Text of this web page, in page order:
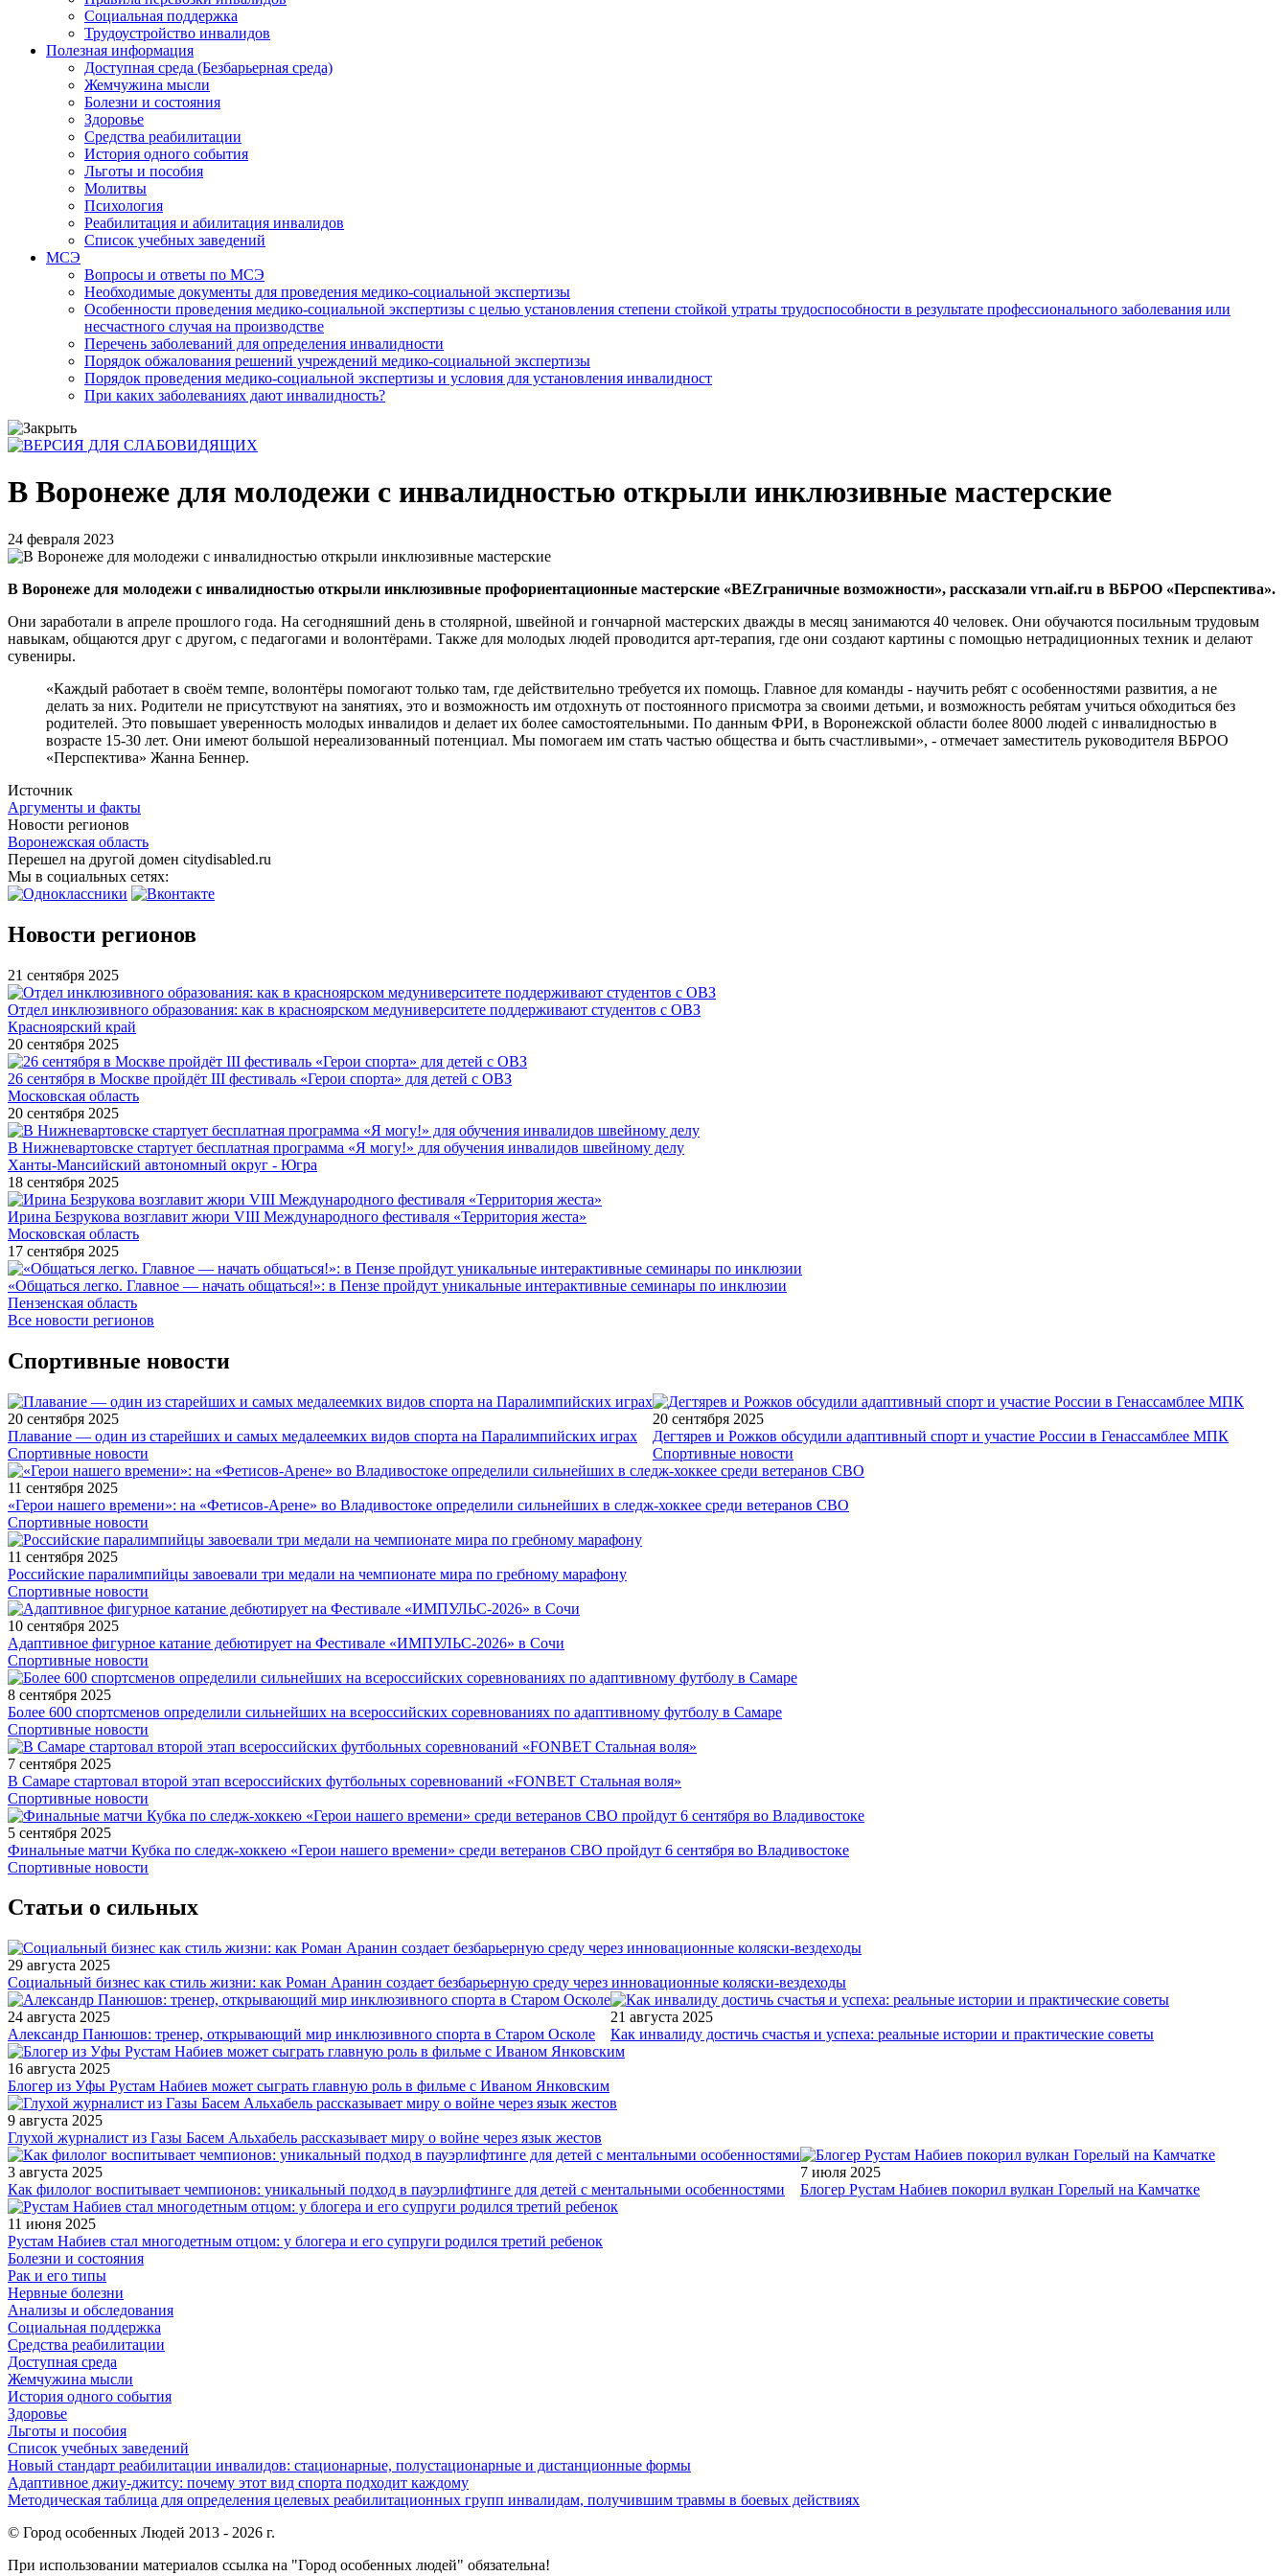
Социальная поддержка
Трудоустройство инвалидов
Полезная информация
Доступная среда (Безбарьерная среда)
Жемчужина мысли
Болезни и состояния
Здоровье
Средства реабилитации
История одного события
Льготы и пособия
Молитвы
Психология
Реабилитация и абилитация инвалидов
Список учебных заведений
МСЭ
Вопросы и ответы по МСЭ
Необходимые документы для проведения медико-социальной экспертизы
Особенности проведения медико-социальной экспертизы с целью установления степени стойкой утраты трудоспособности в результате профессионального заболевания или
несчастного случая на производстве
Перечень заболеваний для определения инвалидности
Порядок обжалования решений учреждений медико-социальной экспертизы
Порядок проведения медико-социальной экспертизы и условия для установления инвалидност
При каких заболеваниях дают инвалидность?
В Воронеже для молодежи с инвалидностью открыли инклюзивные мастерские
24 февраля 2023
В Воронеже для молодежи с инвалидностью открыли инклюзивные профориентационные мастерские «BEZграничные возможности», рассказали vrn.aif.ru в ВБРОО «Перспектива».
Они заработали в апреле прошлого года. На сегодняшний день в столярной, швейной и гончарной мастерских дважды в месяц занимаются 40 человек. Они обучаются посильным трудовым
навыкам, общаются друг с другом, с педагогами и волонтёрами. Также для молодых людей проводится арт-терапия, где они создают картины с помощью нетрадиционных техник и делают
сувениры.
«Каждый работает в своём темпе, волонтёры помогают только там, где действительно требуется их помощь. Главное для команды - научить ребят с особенностями развития, а не
делать за них. Родители не присутствуют на занятиях, это и возможность им отдохнуть от постоянного присмотра за своими детьми, и возможность ребятам учиться обходиться без
родителей. Это повышает уверенность молодых инвалидов и делает их более самостоятельными. По данным ФРИ, в Воронежской области более 8000 людей с инвалидностью в
возрасте 15-30 лет. Они имеют большой нереализованный потенциал. Мы помогаем им стать частью общества и быть счастливыми», - отмечает заместитель руководителя ВБРОО
«Перспектива» Жанна Беннер.
Источник
Аргументы и факты
Новости регионов
Воронежская область
Перешел на другой домен citydisabled.ru
Мы в социальных сетях:
Новости регионов
21 сентября 2025
Отдел инклюзивного образования: как в красноярском медуниверситете поддерживают студентов с ОВЗ
Красноярский край
20 сентября 2025
26 сентября в Москве пройдёт III фестиваль «Герои спорта» для детей с ОВЗ
Московская область
20 сентября 2025
В Нижневартовске стартует бесплатная программа «Я могу!» для обучения инвалидов швейному делу
Ханты-Мансийский автономный округ - Югра
18 сентября 2025
Ирина Безрукова возглавит жюри VIII Международного фестиваля «Территория жеста»
Московская область
17 сентября 2025
«Общаться легко. Главное — начать общаться!»: в Пензе пройдут уникальные интерактивные семинары по инклюзии
Пензенская область
Все новости регионов
Спортивные новости
20 сентября 2025
Плавание — один из старейших и самых медалеемких видов спорта на Паралимпийских играх
Спортивные новости
20 сентября 2025
Дегтярев и Рожков обсудили адаптивный спорт и участие России в Генассамблее МПК
Спортивные новости
11 сентября 2025
«Герои нашего времени»: на «Фетисов-Арене» во Владивостоке определили сильнейших в следж-хоккее среди ветеранов СВО
Спортивные новости
11 сентября 2025
Российские паралимпийцы завоевали три медали на чемпионате мира по гребному марафону
Спортивные новости
10 сентября 2025
Адаптивное фигурное катание дебютирует на Фестивале «ИМПУЛЬС-2026» в Сочи
Спортивные новости
8 сентября 2025
Более 600 спортсменов определили сильнейших на всероссийских соревнованиях по адаптивному футболу в Самаре
Спортивные новости
7 сентября 2025
В Самаре стартовал второй этап всероссийских футбольных соревнований «FONBET Стальная воля»
Спортивные новости
5 сентября 2025
Финальные матчи Кубка по следж-хоккею «Герои нашего времени» среди ветеранов СВО пройдут 6 сентября во Владивостоке
Спортивные новости
Статьи о сильных
29 августа 2025
Социальный бизнес как стиль жизни: как Роман Аранин создает безбарьерную среду через инновационные коляски-вездеходы
24 августа 2025
Александр Панюшов: тренер, открывающий мир инклюзивного спорта в Старом Осколе
21 августа 2025
Как инвалиду достичь счастья и успеха: реальные истории и практические советы
16 августа 2025
Блогер из Уфы Рустам Набиев может сыграть главную роль в фильме с Иваном Янковским
9 августа 2025
Глухой журналист из Газы Басем Альхабель рассказывает миру о войне через язык жестов
3 августа 2025
Как филолог воспитывает чемпионов: уникальный подход в пауэрлифтинге для детей с ментальными особенностями
7 июля 2025
Блогер Рустам Набиев покорил вулкан Горелый на Камчатке
11 июня 2025
Рустам Набиев стал многодетным отцом: у блогера и его супруги родился третий ребенок
Болезни и состояния
Рак и его типы
Нервные болезни
Анализы и обследования
Социальная поддержка
Средства реабилитации
Доступная среда
Жемчужина мысли
История одного события
Здоровье
Льготы и пособия
Список учебных заведений
Новый стандарт реабилитации инвалидов: стационарные, полустационарные и дистанционные формы
Адаптивное джиу-джитсу: почему этот вид спорта подходит каждому
Методическая таблица для определения целевых реабилитационных групп инвалидам, получившим травмы в боевых действиях
© Город особенных Людей 2013 - 2026 г.
При использовании материалов ссылка на "Город особенных людей" обязательна!